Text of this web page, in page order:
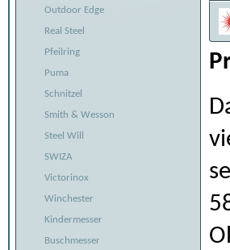
Outdoor Edge
Real Steel
Pfeilring
Puma
Schnitzel
Smith & Wesson
Steel Will
SWIZA
Victorinox
Winchester
Kindermesser
Buschmesser